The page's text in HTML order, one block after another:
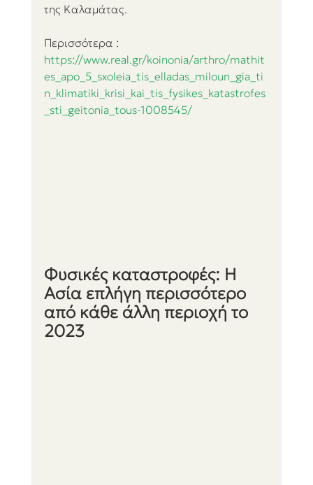
της Καλαμάτας.
Περισσότερα :
https://www.real.gr/koinonia/arthro/mathit
es_apo_5_sxoleia_tis_elladas_miloun_gia_ti
n_klimatiki_krisi_kai_tis_fysikes_katastrofes
_sti_geitonia_tous-1008545/
Φυσικές καταστροφές: Η
Ασία επλήγη περισσότερο
από κάθε άλλη περιοχή το
2023